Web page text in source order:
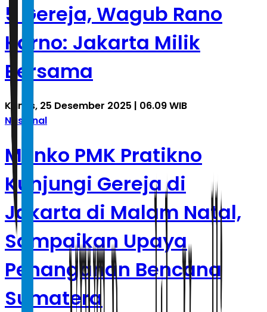
5 Gereja, Wagub Rano
Karno: Jakarta Milik
Bersama
Kamis, 25 Desember 2025 | 06.09 WIB
Nasional
Menko PMK Pratikno
Kunjungi Gereja di
Jakarta di Malam Natal,
Sampaikan Upaya
Penanganan Bencana
Sumatera